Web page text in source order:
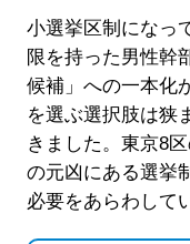
小選挙区制になっ
限を持った男性幹
候補」への一本化
を選ぶ選択肢は狭
きました。東京8
の元凶にある選挙
必要をあらわして